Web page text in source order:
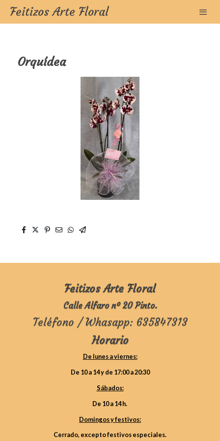
Feitizos Arte Floral
Orquídea
Feitizos Arte Floral
Calle Alfaro nº 20 Pinto.
Teléfono / Whasapp: 635847313
Horario
De lunes a viernes:
De 10 a 14 y de 17:00 a 20:30
Sábados:
De 10 a 14 h.
Domingos y festivos:
Cerrado, excepto festivos especiales.